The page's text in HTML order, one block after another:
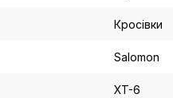
Кросівки
Salomon
XT-6